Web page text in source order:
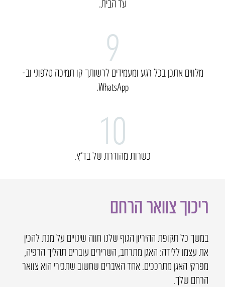
עד הבית.
9
מלווים אתכן בכל רגע ומעמידים לרשותך קו תמיכה טלפוני וב-
WhatsApp.
10
כשרות מהודרת של בד”ץ.
ריכוך צוואר הרחם
במשך כל תקופת ההיריון הגוף שלנו חווה שינויים על מנת להכין
את עצמו ללידה: האגן מתרחב, השרירים עוברים תהליך הרפיה,
מפרקי האגן מתרככים. אחד האיברים שחשוב שתכירי הוא צוואר
הרחם שלך.